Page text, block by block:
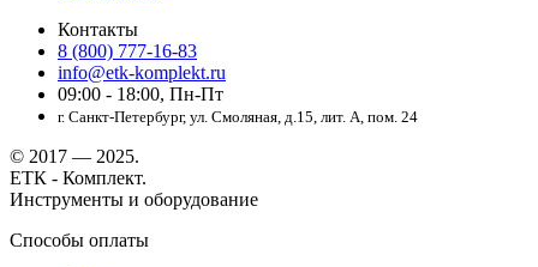
Контакты
8 (800) 777-16-83
info@etk-komplekt.ru
09:00 - 18:00, Пн-Пт
г. Санкт-Петербург, ул. Смоляная, д.15, лит. А, пом. 24
© 2017 — 2025.
ЕТК - Комплект.
Инструменты и оборудование
Способы оплаты